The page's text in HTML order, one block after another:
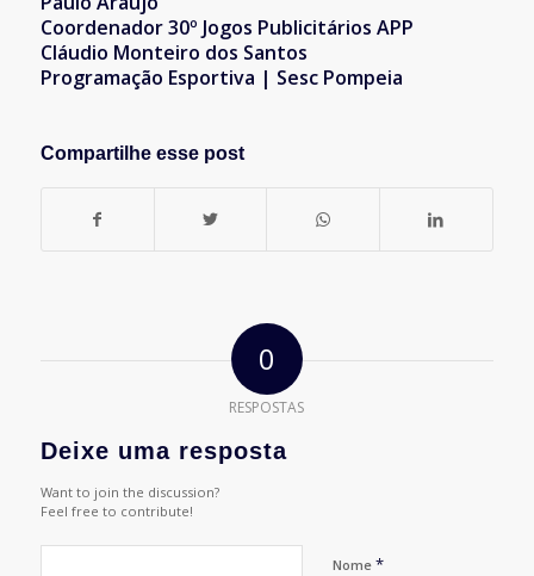
Coordenador 30º Jogos Publicitários APP
Cláudio Monteiro dos Santos
Programação Esportiva | Sesc Pompeia
Compartilhe esse post
0
RESPOSTAS
Deixe uma resposta
Want to join the discussion?
Feel free to contribute!
Nome *